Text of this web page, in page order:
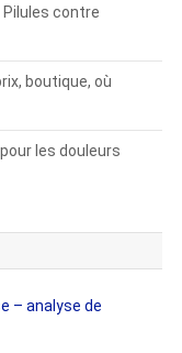
contre
boutique, où
les douleurs
– analyse de